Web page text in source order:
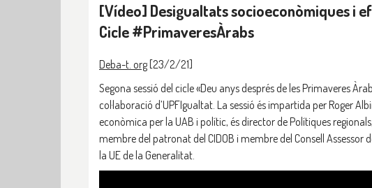
[Vídeo] Desigualtats socioeconòmiques i
Cicle #PrimaveresÀrabs
Deba-t. org [23/2/21]
Segona sessió del cicle «Deu anys després de les Primaveres
col·laboració d’UPFIgualtat. La sessió és impartida per Roger
econòmica per la UAB i polític, és director de Polítiques
membre del patronat del CIDOB i membre del Consell Assessor
la UE de la Generalitat.